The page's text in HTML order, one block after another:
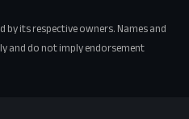
by its respective owners. Names and
and do not imply endorsement